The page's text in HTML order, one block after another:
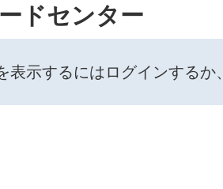
ドセンター
示するにはログインするか、